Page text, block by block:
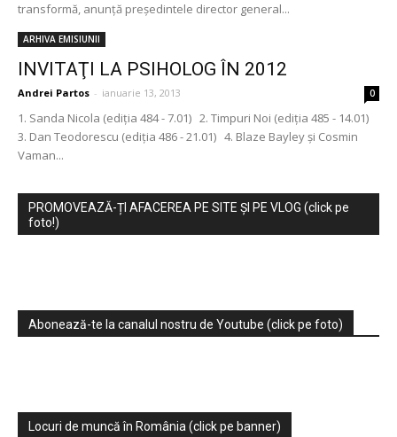
transformă, anunță președintele director general...
ARHIVA EMISIUNII
INVITAŢI LA PSIHOLOG ÎN 2012
Andrei Partos - ianuarie 13, 2013 0
1. Sanda Nicola (ediţia 484 - 7.01) 2. Timpuri Noi (ediţia 485 - 14.01)
3. Dan Teodorescu (ediţia 486 - 21.01) 4. Blaze Bayley şi Cosmin
Vaman...
PROMOVEAZĂ-ȚI AFACEREA PE SITE ȘI PE VLOG (click pe
foto!)
Abonează-te la canalul nostru de Youtube (click pe foto)
Locuri de muncă în România (click pe banner)